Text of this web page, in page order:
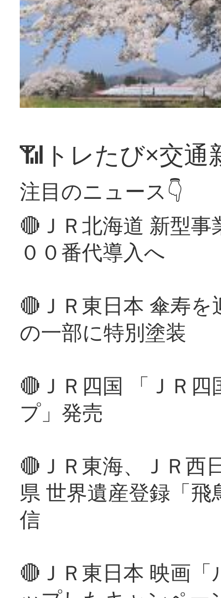
📶トレたび×交通
注目のニュース👇
🔴ＪＲ北海道 新型
００番代導入へ
🔴ＪＲ東日本 傘寿
の一部に特別塗装
🔴ＪＲ四国 「ＪＲ
プ」発売
🔴ＪＲ東海、ＪＲ西
県 世界遺産登録「
信
🔴ＪＲ東日本 映画